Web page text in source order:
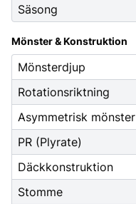
Säsong
Mönster & Konstruktion
Mönsterdjup
Rotationsriktning
Asymmetrisk mönster
PR (Plyrate)
Däckkonstruktion
Stomme